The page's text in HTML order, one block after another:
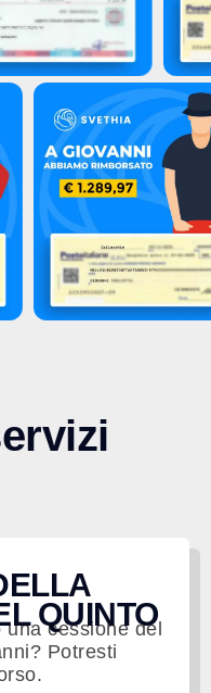
QUINTO
cessione del
Potresti